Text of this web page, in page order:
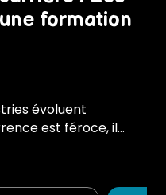
formation
évoluent
est féroce, il…